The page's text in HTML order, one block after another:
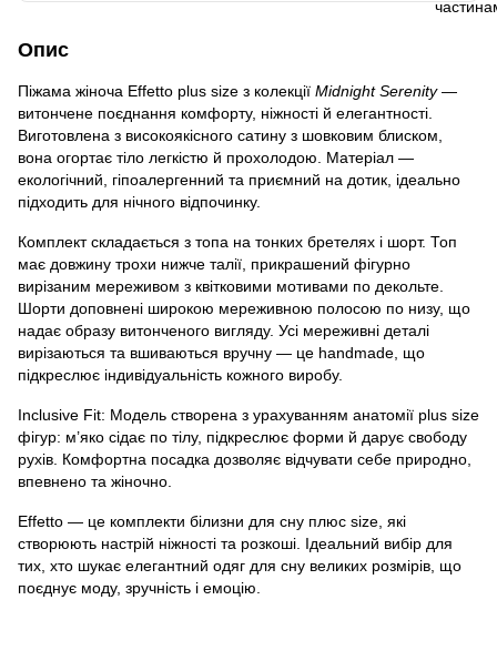
Опис
Піжама жіноча Effetto plus size з колекції Midnight Serenity —
витончене поєднання комфорту, ніжності й елегантності.
Виготовлена з високоякісного сатину з шовковим блиском,
екологічний, гіпоалергенний та приємний на дотик , ідеально
підходить для нічного відпочинку.
Комплект складається з топа на тонких бретелях і шорт. Топ
має довжину трохи нижче талії, прикрашений фігурно
вирізаним мереживом з квітковими мотивами по декольте.
Шорти доповнені широкою мереживною полосою по низу, що
надає образу витонченого вигляду. Усі мереживні деталі
вирізаються та вшиваються вручну — це handmade , що
підкреслює індивідуальність кожного виробу.
Inclusive Fit: Модель створена з урахуванням анатомії plus size
фігур: м’яко сідає по тілу, підкреслює форми й дарує свободу
рухів . Комфортна посадка дозволяє відчувати себе природно,
впевнено та жіночно.
Effetto — це комплекти білизни для сну плюс size , які
створюють настрій ніжності та розкоші. Ідеальний вибір для
тих, хто шукає елегантний одяг для сну великих розмірів , що
поєднує моду, зручність і емоцію.